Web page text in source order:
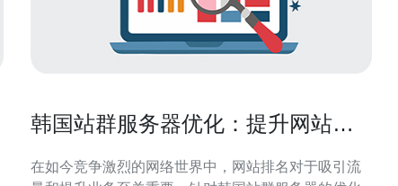
韩国站群服务器优化：提升网站排
在如今竞争激烈的网络世界中，网站排名对于吸引流